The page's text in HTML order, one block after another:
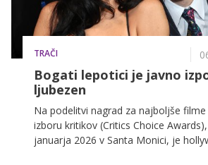
TRAČI
Bogati lepotici je javno
ljubezen
Na podelitvi nagrad za najboljše
izboru kritikov (Critics Choice
januarja 2026 v Santa Monici, je